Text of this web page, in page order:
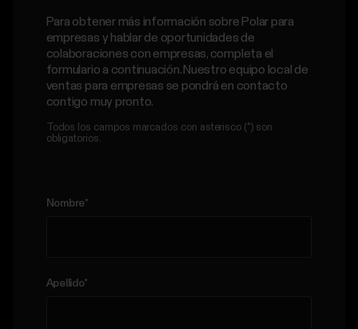
Para obtener más información sobre Polar para
empresas y hablar de oportunidades de
colaboraciones con empresas, completa el
formulario a continuación. Nuestro equipo local de
ventas para empresas se pondrá en contacto
contigo muy pronto.
Todos los campos marcados con asterisco (*) son
obligatorios.
Nombre*
Apellido*